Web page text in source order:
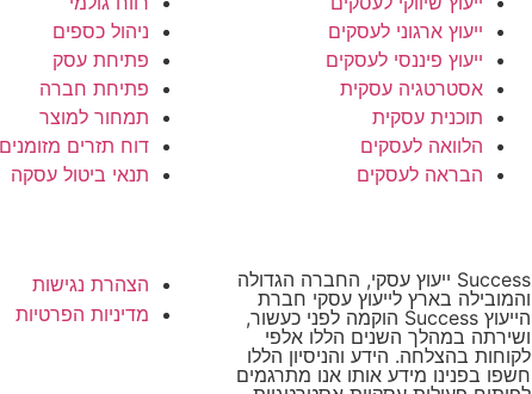
ייעוץ ארגוני לעסקים
ייעוץ פיננסי לעסקים
אסטרטגיה עסקית
תוכנית עסקית
הלוואה לעסקים
הבראה לעסקים
ניהול כספים
פתיחת עסק
פתיחת חברה
תמחור למוצר
דוח תזרים מזומנים
תנאי ביטול עסקה
Success ייעוץ עסקי, החברה הגדולה
והמובילה בארץ לייעוץ עסקי חברת
הייעוץ Success הוקמה לפני כעשור,
ושירתה במהלך השנים הללו אלפי
לקוחות בהצלחה. הידע והניסיון הללו
חשפו בפנינו מידע אותו אנו מתרגמים
הצהרת נגישות
מדיניות הפרטיות